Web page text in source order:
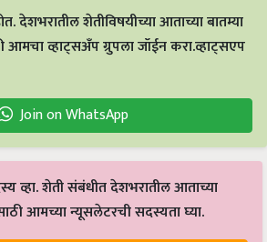
देशभरातील शेतीविषयीच्या आताच्या बातम्या
आमचा व्हाट्सअँप ग्रुपला जॉईन करा.व्हाट्सएप
Join on WhatsApp
व्हा. शेती संबंधीत देशभरातील आताच्या
आमच्या न्यूसलेटरची सदस्यता घ्या.